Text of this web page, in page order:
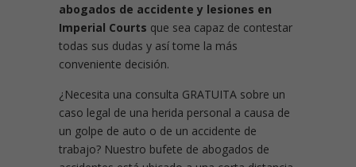
abogados de accidente y lesiones en
Imperial Courts que sea capaz de contestar
todas sus dudas y así tome la más
conveniente decisión.
¿Necesita una consulta GRATUITA sobre un
caso legal de una herida personal a causa de
un golpe de auto o de un accidente de
trabajo? Nuestro bufete de abogados de